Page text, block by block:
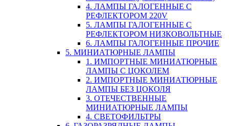
4. ЛАМПЫ ГАЛОГЕННЫЕ С
РЕФЛЕКТОРОМ 220V
5. ЛАМПЫ ГАЛОГЕННЫЕ С
РЕФЛЕКТОРОМ НИЗКОВОЛЬТНЫЕ
6. ЛАМПЫ ГАЛОГЕННЫЕ ПРОЧИЕ
5. МИНИАТЮРНЫЕ ЛАМПЫ
1. ИМПОРТНЫЕ МИНИАТЮРНЫЕ
ЛАМПЫ С ЦОКОЛЕМ
2. ИМПОРТНЫЕ МИНИАТЮРНЫЕ
ЛАМПЫ БЕЗ ЦОКОЛЯ
3. ОТЕЧЕСТВЕННЫЕ
МИНИАТЮРНЫЕ ЛАМПЫ
4. СВЕТОФИЛЬТРЫ